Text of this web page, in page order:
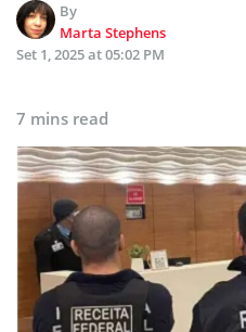
By
Marta Stephens
Set 1, 2025 at 05:02 PM
7 mins read